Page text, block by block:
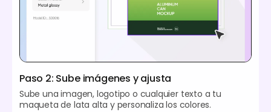
Paso 2: Sube imágenes y ajusta
Sube una imagen, logotipo o cualquier texto a tu
maqueta de lata alta y personaliza los colores.